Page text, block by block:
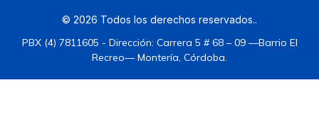
© 2026 Todos los derechos reservados..
PBX (4) 7811605 - Dirección: Carrera 5 # 68 – 09 —Barrio El
Recreo— Montería, Córdoba.